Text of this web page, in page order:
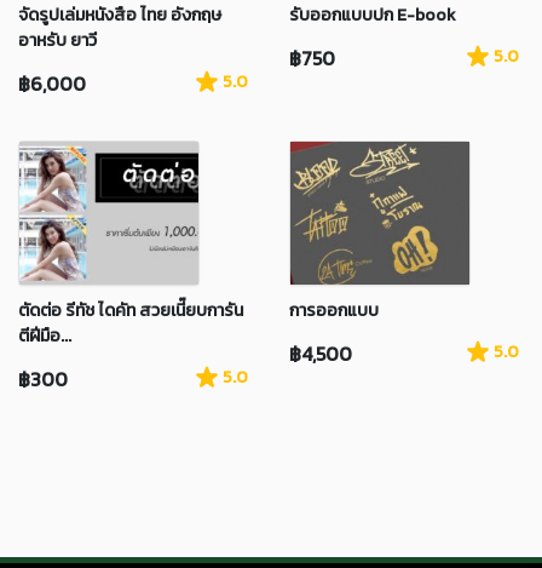
จัดรูปเล่มหนังสือ ไทย อังกฤษ
อาหรับ ยาวี
฿6,000 5.0
รับออกแบบปก E-book
฿750 5.0
ตัดต่อ รีทัช ไดคัท สวยเนี๊ยบการัน
ตีฝีมือ...
฿300 5.0
การออกแบบ
฿4,500 5.0